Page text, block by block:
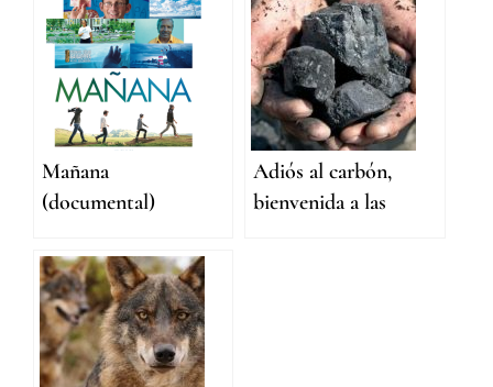
Mañana
(documental)
Adiós al carbón,
bienvenida a las